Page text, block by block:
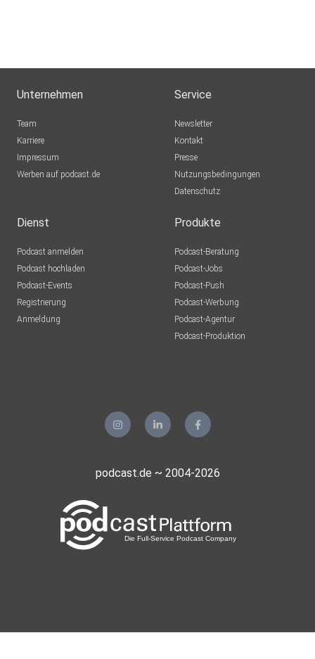
Unternehmen
Team
Karriere
Impressum
Werben auf podcast.de
Service
Newsletter
Kontakt
Presse
Nutzungsbedingungen
Datenschutz
Dienst
Podcast anmelden
Podcast hochladen
Podcast-Events
Registrierung
Anmeldung
Produkte
Podcast-Beratung
Podcast-Jobs
Podcast-Push
Podcast-Werbung
Podcast-Agentur
Podcast-Produktion
podcast.de ~ 2004-2026